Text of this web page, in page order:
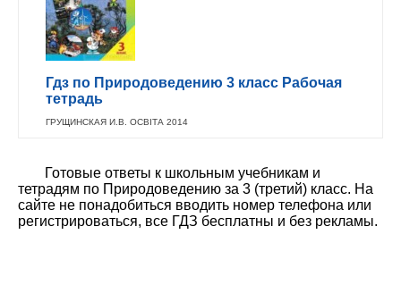
Гдз по Природоведению 3 класс Рабочая
тетрадь
ГРУЩИНСКАЯ И.В. ОСВIТА 2014
Готовые ответы к школьным учебникам и
тетрадям по Природоведению за 3 (третий) класс. На
сайте не понадобиться вводить номер телефона или
регистрироваться, все ГДЗ бесплатны и без рекламы.